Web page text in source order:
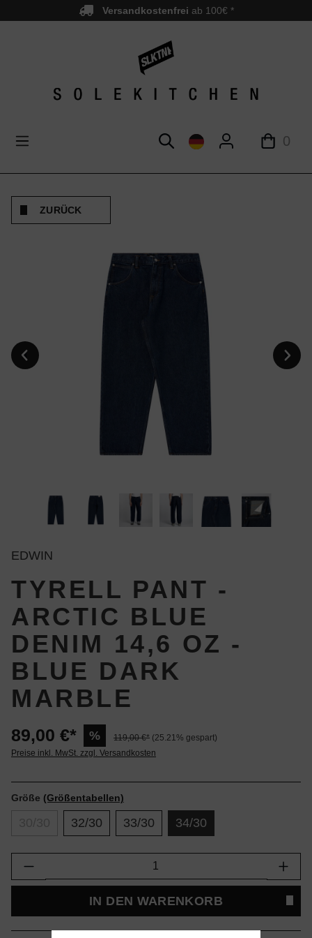
springen Versandkostenfrei ab 100€ *
0
ZURÜCK
EDWIN
TYRELL PANT -
ARCTIC BLUE
DENIM 14,6 OZ -
BLUE DARK
MARBLE
89,00 €* % 119,00 €* (25.21% gespart)
Preise inkl. MwSt. zzgl. Versandkosten
Größe (Größentabellen)
32/30 33/30 34/30
Produkt Anzahl: Gib den gewünschten
IN DEN WARENKORB